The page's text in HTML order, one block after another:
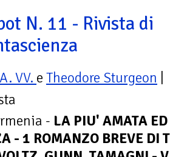
N. 11 - Rivista di
VV. e Theodore Sturgeon
- LA PIU' AMATA
- 1 ROMANZO BREVE DI